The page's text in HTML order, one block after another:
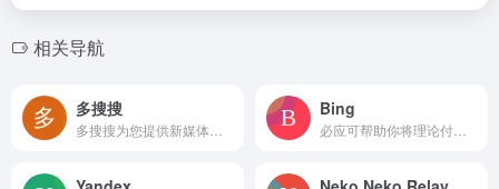
相关导航
多搜搜 Bing